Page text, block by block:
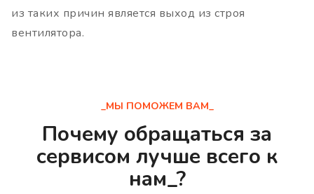
из таких причин является выход из строя
вентилятора.
_МЫ ПОМОЖЕМ ВАМ_
Почему обращаться за
сервисом лучше всего к
нам_?